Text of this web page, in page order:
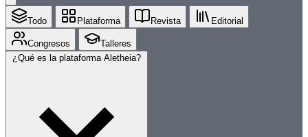
Todo Plataforma Revista Editorial
Congresos
Talleres
¿Qué es la plataforma Aletheia?